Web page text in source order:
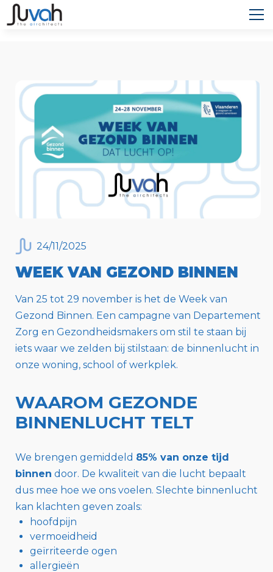
24/11/2025
WEEK VAN GEZOND BINNEN
Van 25 tot 29 november is het de Week van
Gezond Binnen. Een campagne van Departement
Zorg en Gezondheidsmakers om stil te staan bij
iets waar we zelden bij stilstaan: de binnenlucht in
onze woning, school of werkplek.
WAAROM GEZONDE
BINNENLUCHT TELT
We brengen gemiddeld 85% van onze tijd
binnen door. De kwaliteit van die lucht bepaalt
dus mee hoe we ons voelen. Slechte binnenlucht
kan klachten geven zoals:
hoofdpijn
vermoeidheid
geïrriteerde ogen
allergieën